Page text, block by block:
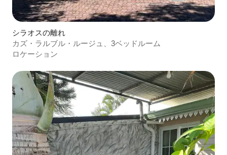
シラオスの離れ
カズ・ラルブル・ルージュ、3ベッドルーム
ロケーション